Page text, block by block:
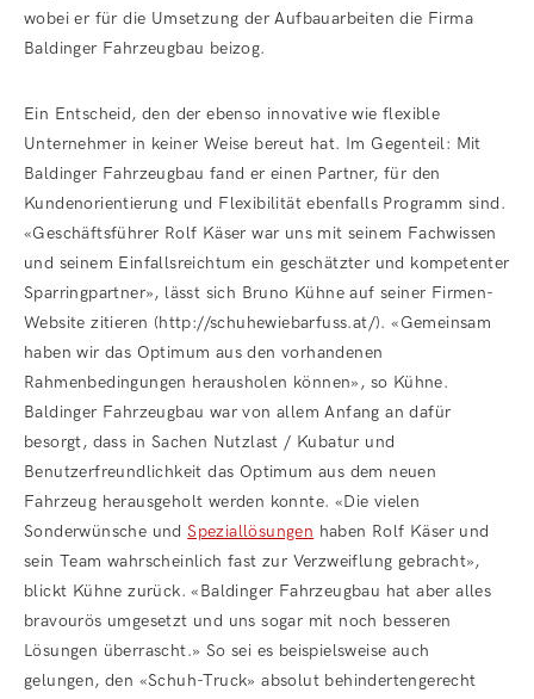
wobei er für die Umsetzung der Aufbauarbeiten die Firma
Baldinger Fahrzeugbau beizog.
Ein Entscheid, den der ebenso innovative wie flexible
Unternehmer in keiner Weise bereut hat. Im Gegenteil: Mit
Baldinger Fahrzeugbau fand er einen Partner, für den
Kundenorientierung und Flexibilität ebenfalls Programm sind.
«Geschäftsführer Rolf Käser war uns mit seinem Fachwissen
und seinem Einfallsreichtum ein geschätzter und kompetenter
Sparringpartner», lässt sich Bruno Kühne auf seiner Firmen-
Website zitieren (http://schuhewiebarfuss.at/). «Gemeinsam
haben wir das Optimum aus den vorhandenen
Rahmenbedingungen herausholen können», so Kühne.
Baldinger Fahrzeugbau war von allem Anfang an dafür
besorgt, dass in Sachen Nutzlast / Kubatur und
Benutzerfreundlichkeit das Optimum aus dem neuen
Fahrzeug herausgeholt werden konnte. «Die vielen
Sonderwünsche undSpeziallösungen haben Rolf Käser und
sein Team wahrscheinlich fast zur Verzweiflung gebracht»,
blickt Kühne zurück. «Baldinger Fahrzeugbau hat aber alles
bravourös umgesetzt und uns sogar mit noch besseren
Lösungen überrascht.» So sei es beispielsweise auch
gelungen, den «Schuh-Truck» absolut behindertengerecht